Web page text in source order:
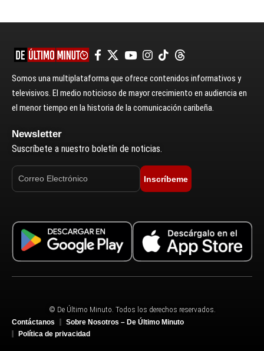
Somos una multiplataforma que ofrece contenidos informativos y
televisivos. El medio noticioso de mayor crecimiento en audiencia en
el menor tiempo en la historia de la comunicación caribeña.
Newsletter
Suscríbete a nuestro boletín de noticias.
Inscríbeme
© De Último Minuto. Todos los derechos reservados.
Contáctanos
Sobre Nosotros – De Último Minuto
Política de privacidad